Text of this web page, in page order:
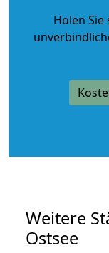
Holen
Weitere
Ostsee